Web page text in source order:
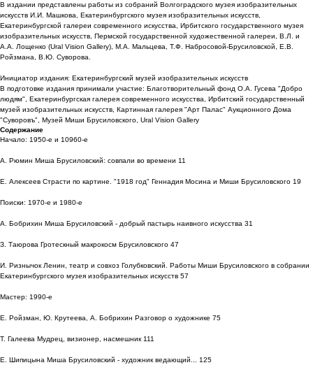
В издании представлены работы из собраний Волгоградского музея изобразительных
искусств И.И. Машкова, Екатеринбургского музея изобразительных искусств,
Екатеринбургской галереи современного искусства, Ирбитского государственного музея
изобразительных искусств, Пермской государственной художественной галереи, В.Л. и
А.А. Лощенко (Ural Vision Gallery), М.А. Мальцева, Т.Ф. Набросовой-Брусиловской, Е.В.
Ройзмана, В.Ю. Суворова.
Инициатор издания: Екатеринбургский музей изобразительных искусств
В подготовке издания принимали участие: Благотворительный фонд О.А. Гусева "Добро
людям", Екатеринбургская галерея современного искусства, Ирбитский государственный
музей изобразительных искусств, Картинная галерея "Арт Палас" Аукционного Дома
"Суворовъ", Музей Миши Брусиловского, Ural Vision Gallery
Содержание
Начало: 1950-е и 10960-е
А. Рюмин Миша Брусиловский: совпали во времени 11
Е. Алексеев Страсти по картине. "1918 год" Геннадия Мосина и Миши Брусиловского 19
Поиски: 1970-е и 1980-е
А. Бобрихин Миша Брусиловский - добрый пастырь наивного искусства 31
З. Таюрова Гротескный макрокосм Брусиловского 47
И. Ризнычок Ленин, театр и совхоз Голубковский. Работы Миши Брусиловского в собрании
Екатеринбургского музея изобразительных искусств 57
Мастер: 1990-е
Е. Ройзман, Ю. Крутеева, А. Бобрихин Разговор о художнике 75
Т. Галеева Мудрец, визионер, насмешник 111
Е. Шипицына Миша Брусиловский - художник ведающий... 125